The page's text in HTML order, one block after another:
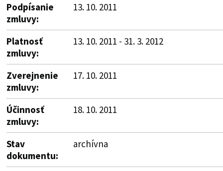
Podpísanie
zmluvy:
13. 10. 2011
Platnosť
zmluvy:
13. 10. 2011 - 31. 3. 2012
Zverejnenie
zmluvy:
17. 10. 2011
Účinnosť
zmluvy:
18. 10. 2011
Stav
dokumentu:
archívna